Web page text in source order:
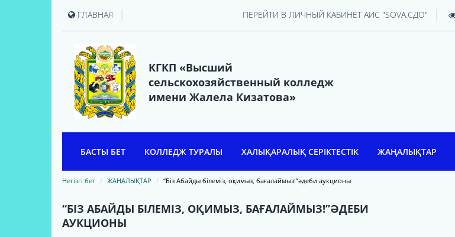
ГЛАВНАЯ | ПЕРЕЙТИ В ЛИЧНЫЙ КАБИНЕТ АИС "SOVA.СДО" |
КГКП «Высший
сельскохозяйственный колледж
имени Жалела Кизатова»
БАСТЫ БЕТ КОЛЛЕДЖ ТУРАЛЫ
ЖӘЛЕЛ ҚИЗАТОВ
ХАЛЫҚАРАЛЫҚ СЕРІКТЕСТІК ЖАҢАЛЫҚТАР
Негізгі бет ЖАҢАЛЫҚТАР “Біз Абайды білеміз, оқимыз, бағалаймыз!”әдеби аукционы
“БІЗ АБАЙДЫ БІЛЕМІЗ, ОҚИМЫЗ, БАҒАЛАЙМЫЗ!”ӘДЕБИ
АУКЦИОНЫ